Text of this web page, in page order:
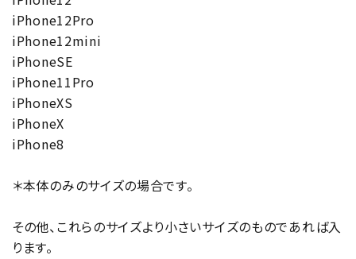
iPhone12Pro
iPhone12mini
iPhoneSE
iPhone11Pro
iPhoneXS
iPhoneX
iPhone8
＊本体のみのサイズの場合です。
その他、これらのサイズより小さいサイズのものであれば入
ります。